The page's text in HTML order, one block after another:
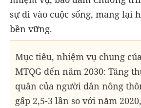
sự đi vào cuộc sống, mang lại
bền vững.
Mục tiêu, nhiệm vụ chung
MTQG đến năm 2030: Tăng
quân của người dân nông
gấp 2,5-3 lần so với năm